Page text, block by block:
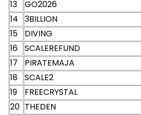
13 GO2026
14
3BILLION
15
DIVING
16
SCALEREFUND
17
PIRATEMAJA
18
SCALE2
19
FREECRYSTAL
20 THEDEN